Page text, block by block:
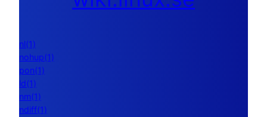
nl(1)
nohup(1)
pon(1)
ld(1)
nm(1)
ndiff(1)